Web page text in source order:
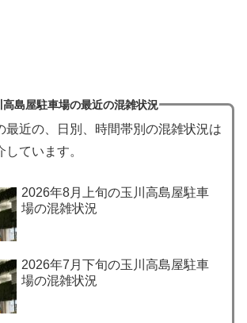
島屋駐車場の最近の混雑状況
最近の、日別、時間帯別の混雑状況は
ています。
2026年8月上旬の玉川高島屋駐車
場の混雑状況
2026年7月下旬の玉川高島屋駐車
場の混雑状況